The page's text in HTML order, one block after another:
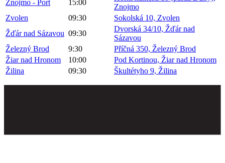
Znojmo - Port 15:00
Znojmo
Zvolen
09:30
Sokolská 10, Zvolen
Žďár nad Sázavou 09:30
Dvorská 34/10, Žďár nad
Sázavou
Železný Brod
9:30
Příčná 350, Železný Brod
Žiar nad Hronom
10:00
Pod Kortinou, Žiar nad Hronom
Žilina
09:30 Škultétyho 9, Žilina